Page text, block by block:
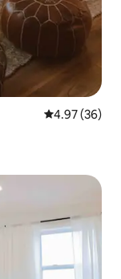
レビュー36
4.97 (36)